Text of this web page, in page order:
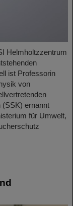
Helmholtzzentrum
ist Professorin
von
ernannt
für Umwelt,